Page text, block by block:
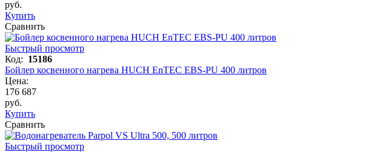
руб.
Купить
Сравнить
Быстрый просмотр
Код: 15186
Бойлер косвенного нагрева HUCH EnTEC EBS-PU 400 литров
Цена:
176 687
руб.
Купить
Сравнить
Быстрый просмотр